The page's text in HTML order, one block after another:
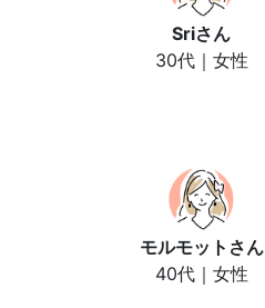
Sriさん
30代｜女性
モルモット さん
40代｜女性